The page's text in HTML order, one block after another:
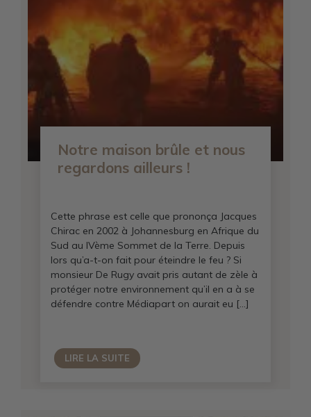
Notre maison brûle et nous
regardons ailleurs !
Cette phrase est celle que prononça Jacques
Chirac en 2002 à Johannesburg en Afrique du
Sud au IVème Sommet de la Terre. Depuis
lors qu’a-t-on fait pour éteindre le feu ? Si
monsieur De Rugy avait pris autant de zèle à
protéger notre environnement qu’il en a à se
défendre contre Médiapart on aurait eu […]
LIRE LA SUITE